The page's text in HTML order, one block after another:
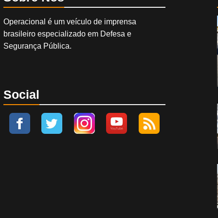
Operacional é um veículo de imprensa
brasileiro especializado em Defesa e
Segurança Pública.
Social